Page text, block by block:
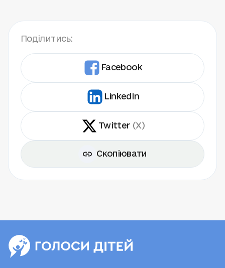
Поділитись:
Facebook
LinkedIn
Twitter (X)
Скопіювати